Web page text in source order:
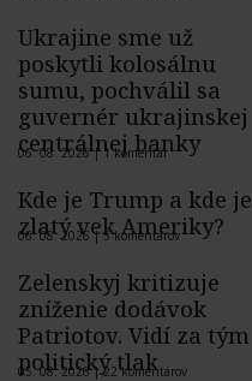
Ukrajine sme už
poskytli kolosálnu
sumu, pochválil sa
guvernér ukrajinskej
centrálnej banky
06. 08. 2026 |1 komentár
Kde je Trump a kde je
zlatý vek Ameriky?
06. 08. 2026 |5 komentárov
Zelenskyj kritizuje
zníženie dodávok
Patriotov. Vidí za tým
politický tlak
05. 08. 2026 |22 komentárov